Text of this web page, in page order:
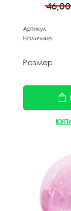
46,00
Артикул
Наличиие
Размер